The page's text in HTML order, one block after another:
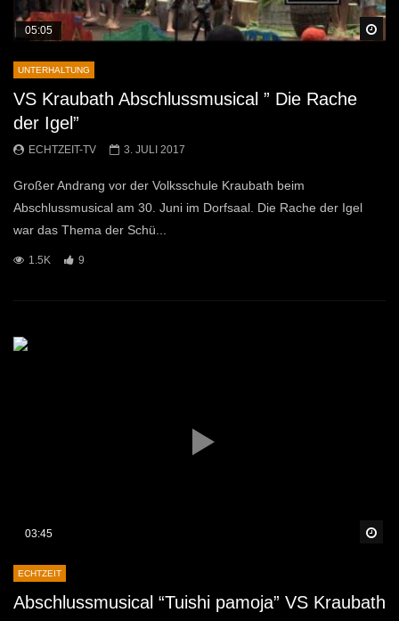
05:05
UNTERHALTUNG
VS Kraubath Abschlussmusical ” Die Rache
der Igel”
ECHTZEIT-TV 3. JULI 2017
Großer Andrang vor der Volksschule Kraubath beim
Abschlussmusical am 30. Juni im Dorfsaal. Die Rache der Igel
war das Thema der Schü...
1.5K 9
03:45
ECHTZEIT
Abschlussmusical “Tuishi pamoja” VS Kraubath